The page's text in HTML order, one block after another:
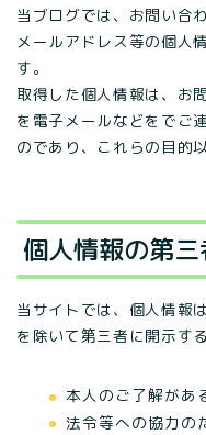
当ブログでは、お問い合
メールアドレス等の個人
す。
取得した個人情報は、お
を電子メールなどをでご
のであり、これらの目的
個人情報の第
当サイトでは、個人情報
を除いて第三者に開示す
本人のご了解があ
法令等への協力の